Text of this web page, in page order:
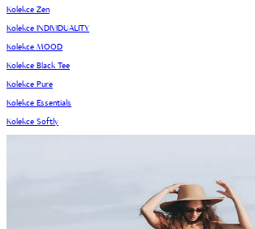
Kolekce Zen
Kolekce INDIVIDUALITY
Kolekce MOOD
Kolekce Black Tee
Kolekce Pure
Kolekce Essentials
Kolekce Softly